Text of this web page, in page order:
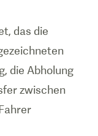
das die
die Abholung
zwischen